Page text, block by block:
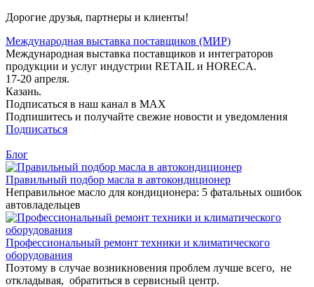
Дорогие друзья, партнеры и клиенты!
Международная выставка поставщиков (МИР)
Международная выставка поставщиков и интеграторов
продукции и услуг индустрии RETAIL и HORECA.
17-20 апреля.
Казань.
Подписаться в наш канал в MAX
Подпишитесь и получайте свежие новости и уведомления
Подписаться
Блог
Правильный подбор масла в автокондиционер
Неправильное масло для кондиционера: 5 фатальных ошибок
автовладельцев
Профессиональный ремонт техники и климатического
оборудования
Поэтому в случае возникновения проблем лучше всего, не
откладывая, обратиться в сервисный центр.